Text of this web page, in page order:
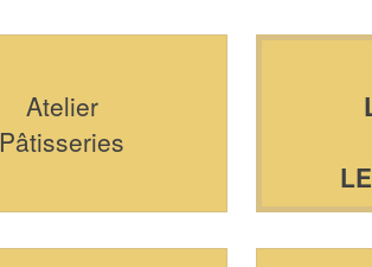
Atelier
Pâtisseries